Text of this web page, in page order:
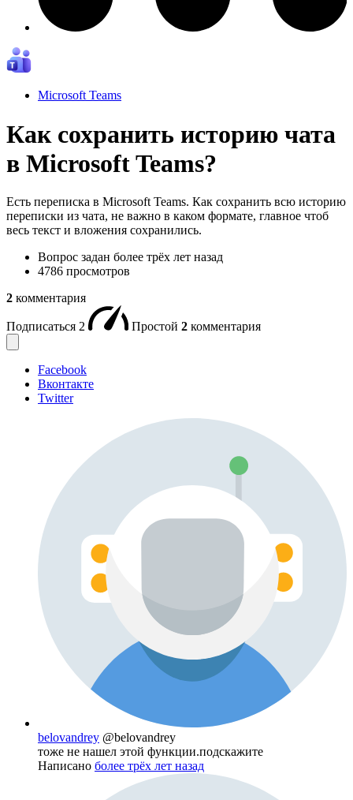
Microsoft Teams
Как сохранить историю чата
в Microsoft Teams?
Есть переписка в Microsoft Teams. Как сохранить всю историю
переписки из чата, не важно в каком формате, главное чтоб
весь текст и вложения сохранились.
Вопрос задан более трёх лет назад
4786 просмотров
2 комментария
Подписаться 2 Простой 2 комментария
Facebook
Вконтакте
Twitter
belovandrey @belovandrey
тоже не нашел этой функции.подскажите
Написано более трёх лет назад